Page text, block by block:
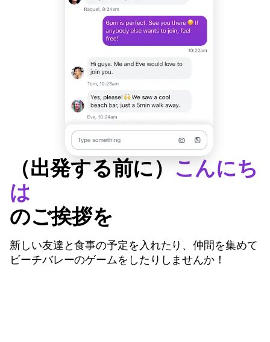
（出発する前に）こんにち
は
のご挨拶を
新しい友達と食事の予定を入れたり、仲間を集めて
ビーチバレーのゲームをしたりしませんか！